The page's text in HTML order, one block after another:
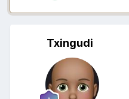
Txingudi